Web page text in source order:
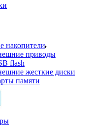
накопители
приводы
flash
жесткие диски
памяти